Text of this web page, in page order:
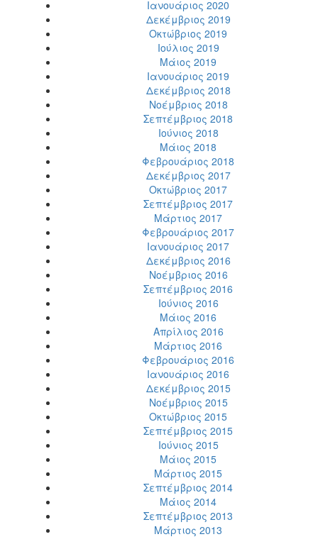
Ιανουάριος 2020
Δεκέμβριος 2019
Οκτώβριος 2019
Ιούλιος 2019
Μάιος 2019
Ιανουάριος 2019
Δεκέμβριος 2018
Νοέμβριος 2018
Σεπτέμβριος 2018
Ιούνιος 2018
Μάιος 2018
Φεβρουάριος 2018
Δεκέμβριος 2017
Οκτώβριος 2017
Σεπτέμβριος 2017
Μάρτιος 2017
Φεβρουάριος 2017
Ιανουάριος 2017
Δεκέμβριος 2016
Νοέμβριος 2016
Σεπτέμβριος 2016
Ιούνιος 2016
Μάιος 2016
Απρίλιος 2016
Μάρτιος 2016
Φεβρουάριος 2016
Ιανουάριος 2016
Δεκέμβριος 2015
Νοέμβριος 2015
Οκτώβριος 2015
Σεπτέμβριος 2015
Ιούνιος 2015
Μάιος 2015
Μάρτιος 2015
Σεπτέμβριος 2014
Μάιος 2014
Σεπτέμβριος 2013
Μάρτιος 2013